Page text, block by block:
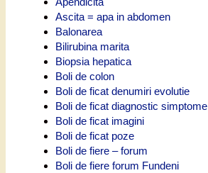
Ascita = apa in abdomen
Balonarea
Bilirubina marita
Biopsia hepatica
Boli de colon
Boli de ficat denumiri evolutie
Boli de ficat diagnostic simptome
Boli de ficat imagini
Boli de ficat poze
Boli de fiere – forum
Boli de fiere forum Fundeni